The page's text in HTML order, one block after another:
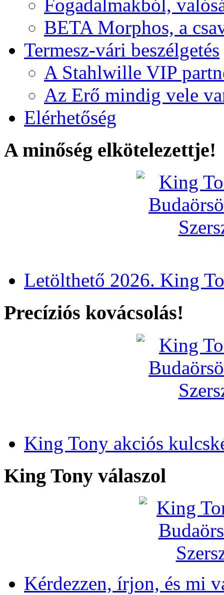
Fogadalmakból,
BETA Morphos, a
Termesz-vári beszélgetés
A Stahlwille VIP
Az Erő mindig vele
Elérhetőség
A minőség elkötelezettje!
Letölthető 2026. King
Precíziós kovácsolás!
King Tony akciós
King Tony válaszol
Kérdezzen, írjon, és mi